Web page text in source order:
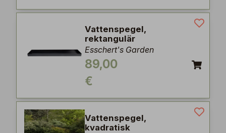
Vattenspegel,
rektangulär
Esschert's Garden
89,00
€
Vattenspegel,
kvadratisk